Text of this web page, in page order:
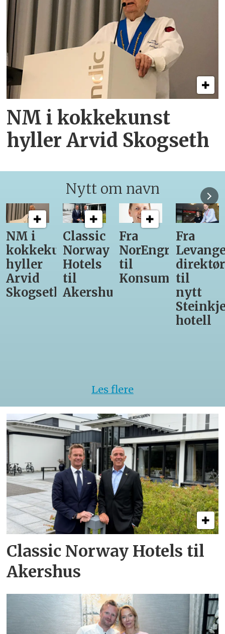
NM i kokkekunst
hyller Arvid Skogseth
Nytt om navn
i
Classic
Norway
Hotels
Akershus
Fra
NorEngros
Konsumgruppen
Fra
Levanger-
direktør
til
nytt
Steinkjer-
hotell
Les flere
Classic Norway Hotels til
Akershus